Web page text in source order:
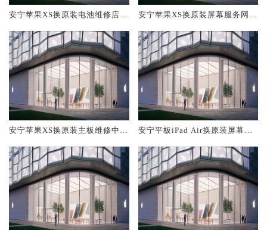
安宁苹果XS换原装电池维修店大
安宁苹果XS换原装屏幕服务网点
安宁苹果XS换原装主板维修中心
安宁平板iPad Air换原装屏幕服